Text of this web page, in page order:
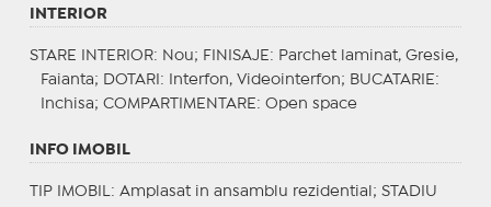
INTERIOR
STARE INTERIOR: Nou; FINISAJE : Parchet laminat, Gresie,
Faianta;
DOTARI : Interfon, Videointerfon; BUCATARIE :
Inchisa; COMPARTIMENTARE : Open space
INFO IMOBIL
TIP IMOBIL : Amplasat in ansamblu rezidential; STADIU